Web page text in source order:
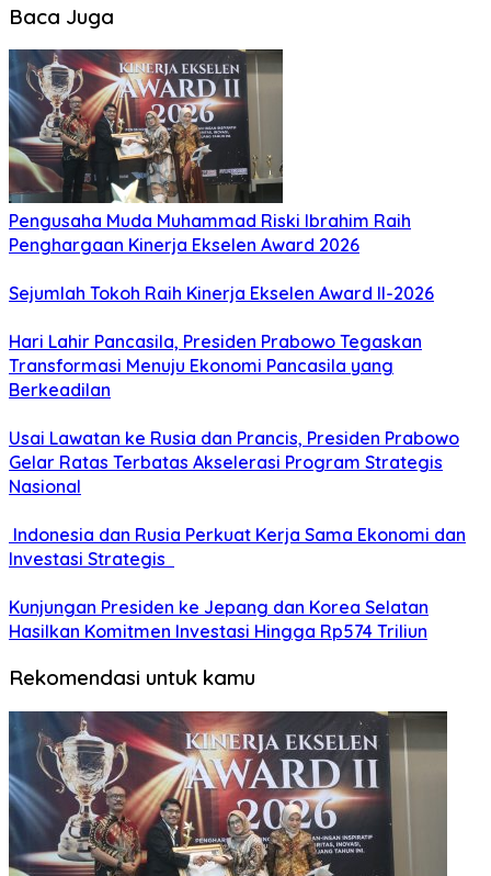
Baca Juga
Pengusaha Muda Muhammad Riski Ibrahim Raih
Penghargaan Kinerja Ekselen Award 2026
Sejumlah Tokoh Raih Kinerja Ekselen Award II-2026
Hari Lahir Pancasila, Presiden Prabowo Tegaskan
Transformasi Menuju Ekonomi Pancasila yang
Berkeadilan
Usai Lawatan ke Rusia dan Prancis, Presiden Prabowo
Gelar Ratas Terbatas Akselerasi Program Strategis
Nasional
Indonesia dan Rusia Perkuat Kerja Sama Ekonomi dan
Investasi Strategis
Kunjungan Presiden ke Jepang dan Korea Selatan
Hasilkan Komitmen Investasi Hingga Rp574 Triliun
Rekomendasi untuk kamu